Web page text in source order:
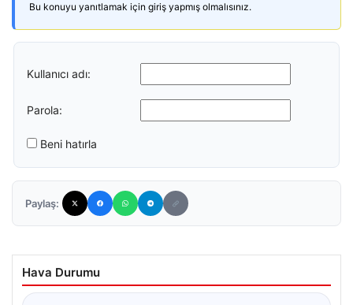
Bu konuyu yanıtlamak için giriş yapmış olmalısınız.
Kullanıcı adı:
Parola:
Beni hatırla
Paylaş:
Hava Durumu